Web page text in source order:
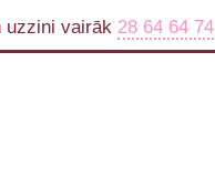
uzzini vairāk 28 64 64 74